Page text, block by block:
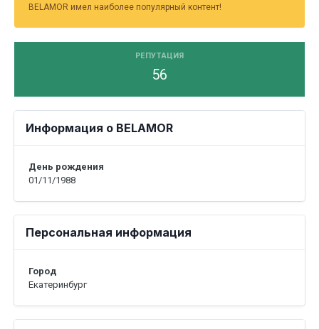
BELAMOR имел наиболее популярный контент!
РЕПУТАЦИЯ
56
Информация о BELAMOR
День рождения
01/11/1988
Персональная информация
Город
Екатеринбург